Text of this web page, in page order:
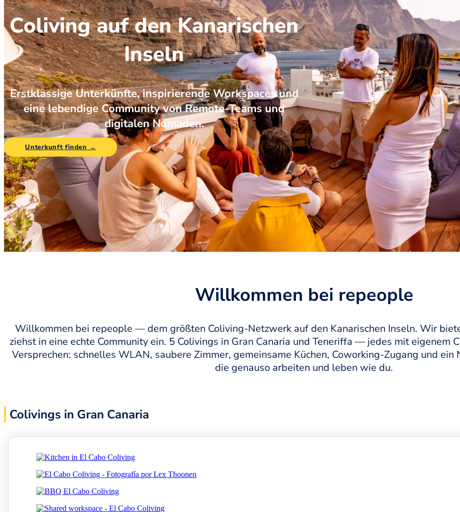
Coliving auf den Kanarischen
Inseln
Erstklassige Unterkünfte, inspirierende Workspaces und
eine lebendige Community von Remote-Teams und
digitalen Nomaden.
Unterkunft finden →
Willkommen bei repeople
Willkommen bei repeople — dem größten Coliving-Netzwerk auf den Kanarischen Inseln. Wir
ziehst in eine echte Community ein. 5 Colivings in Gran Canaria und Teneriffa — jedes mit eigenem
Versprechen: schnelles WLAN, saubere Zimmer, gemeinsame Küchen, Coworking-Zugang und
die genauso arbeiten und leben wie du.
Colivings in Gran Canaria